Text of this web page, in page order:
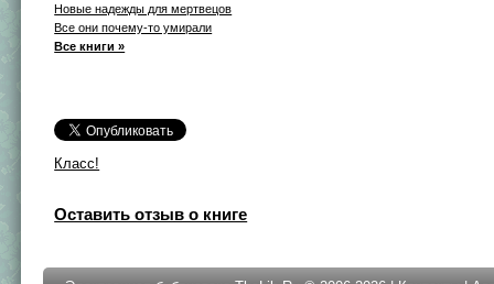
Новые надежды для мертвецов
Все они почему-то умирали
Все книги »
Класс!
Оставить отзыв о книге